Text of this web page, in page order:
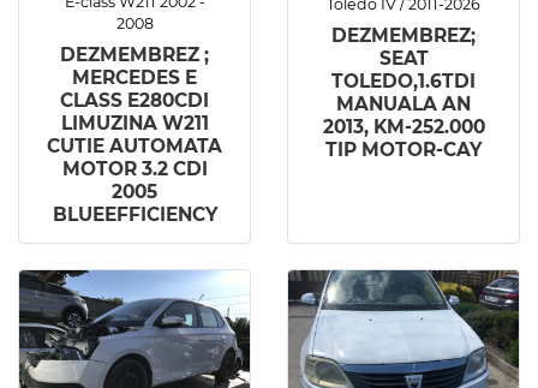
2008
DEZMEMBREZ ;
MERCEDES E
CLASS E280CDI
LIMUZINA W211
CUTIE AUTOMATA
MOTOR 3.2 CDI
2005
BLUEEFFICIENCY
Toledo IV / 2011-2026
DEZMEMBREZ;
SEAT
TOLEDO,1.6TDI
MANUALA AN
2013, KM-252.000
TIP MOTOR-CAY